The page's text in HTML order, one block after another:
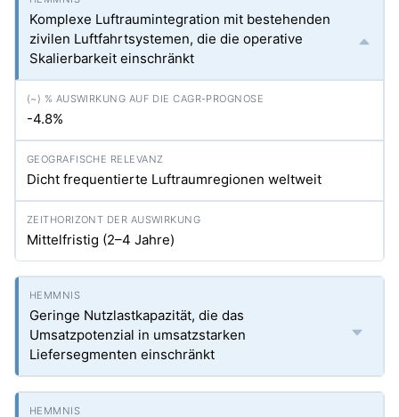
Komplexe Luftraumintegration mit bestehenden
zivilen Luftfahrtsystemen, die die operative
Skalierbarkeit einschränkt
-4.8%
Dicht frequentierte Luftraumregionen weltweit
Mittelfristig (2–4 Jahre)
Geringe Nutzlastkapazität, die das
Umsatzpotenzial in umsatzstarken
Liefersegmenten einschränkt